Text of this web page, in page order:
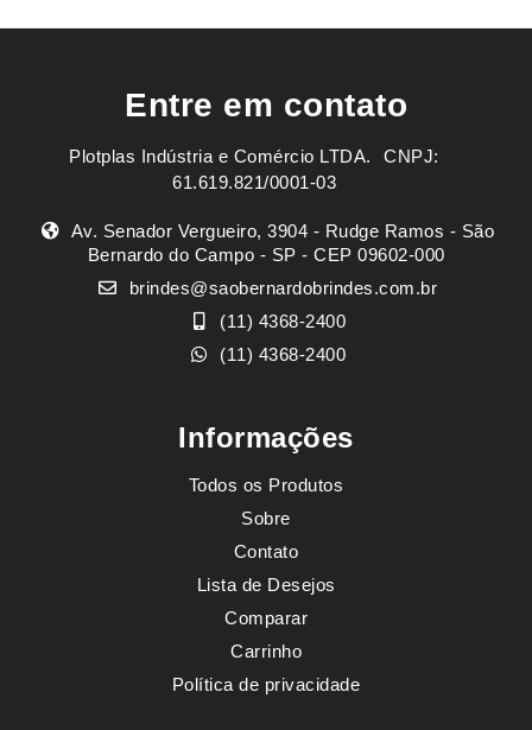
Entre em contato
Plotplas Indústria e Comércio LTDA. ㅤㅤㅤ CNPJ:
61.619.821/0001-03
Av. Senador Vergueiro, 3904 - Rudge Ramos - São
Bernardo do Campo - SP - CEP 09602-000
brindes@saobernardobrindes.com.br
(11) 4368-2400
(11) 4368-2400
Informações
Todos os Produtos
Sobre
Contato
Lista de Desejos
Comparar
Carrinho
Política de privacidade